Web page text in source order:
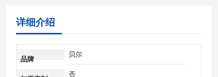
详细介绍
品牌
贝尔
否